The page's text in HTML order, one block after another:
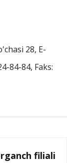
28, E-
84-84, Faks:
filiali